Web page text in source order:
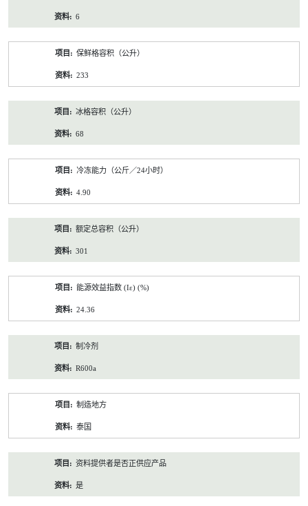
6
保鲜格容积（公升）
233
冰格容积（公升）
68
冷冻能力（公斤／24小时）
4.90
额定总容积（公升）
301
能源效益指数 (Iε) (%)
24.36
制冷剂
R600a
制造地方
泰国
资料提供者是否正供应产品
是